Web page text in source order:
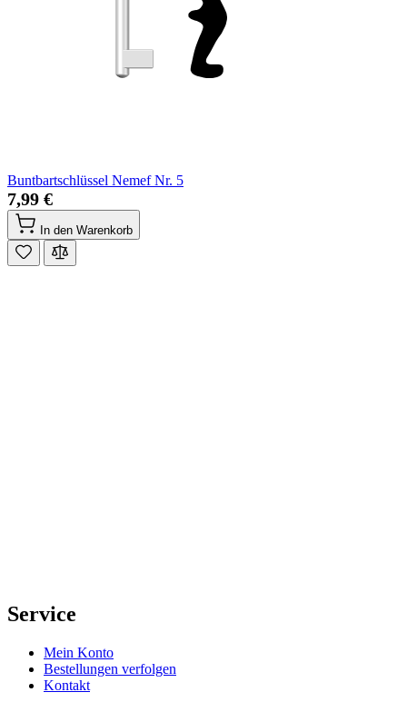
Buntbartschlüssel Nemef Nr. 5
7,99 €
In den Warenkorb
Service
Mein Konto
Bestellungen verfolgen
Kontakt